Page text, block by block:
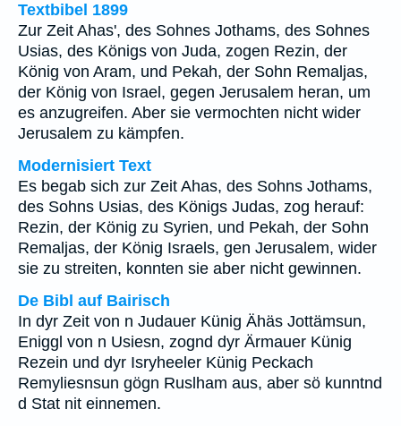
Textbibel 1899
Zur Zeit Ahas', des Sohnes Jothams, des Sohnes
Usias, des Königs von Juda, zogen Rezin, der
König von Aram, und Pekah, der Sohn Remaljas,
der König von Israel, gegen Jerusalem heran, um
es anzugreifen. Aber sie vermochten nicht wider
Jerusalem zu kämpfen.
Modernisiert Text
Es begab sich zur Zeit Ahas, des Sohns Jothams,
des Sohns Usias, des Königs Judas, zog herauf:
Rezin, der König zu Syrien, und Pekah, der Sohn
Remaljas, der König Israels, gen Jerusalem, wider
sie zu streiten, konnten sie aber nicht gewinnen.
De Bibl auf Bairisch
In dyr Zeit von n Judauer Künig Ähäs Jottämsun,
Eniggl von n Usiesn, zognd dyr Ärmauer Künig
Rezein und dyr Isryheeler Künig Peckach
Remyliesnsun gögn Ruslham aus, aber sö kunntnd
d Stat nit einnemen.